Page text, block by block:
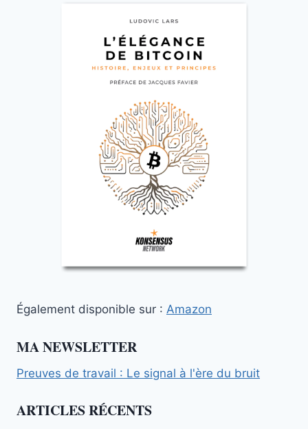
Également disponible sur : Amazon
MA NEWSLETTER
Preuves de travail : Le signal à l'ère du bruit
ARTICLES RÉCENTS